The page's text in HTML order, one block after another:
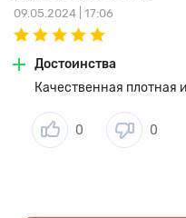
09.05.2024 | 17:06
Достоинства
Качественная плотная
0 0